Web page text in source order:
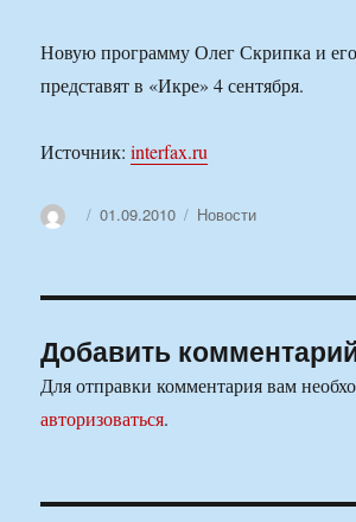
Новую программу Олег Скрипка и
представят в «Икре» 4 сентября.
Источник:interfax.ru
АвторОпубликовано
01.09.2010 Рубрики
Новости
Добавить
Для отправки комментария вам
авторизоваться.